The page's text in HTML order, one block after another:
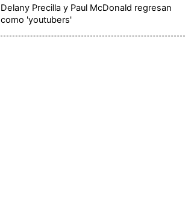
Delany Precilla y Paul McDonald regresan
como 'youtubers'